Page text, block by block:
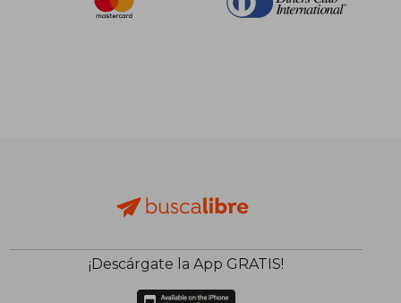
¡Descárgate la App GRATIS!